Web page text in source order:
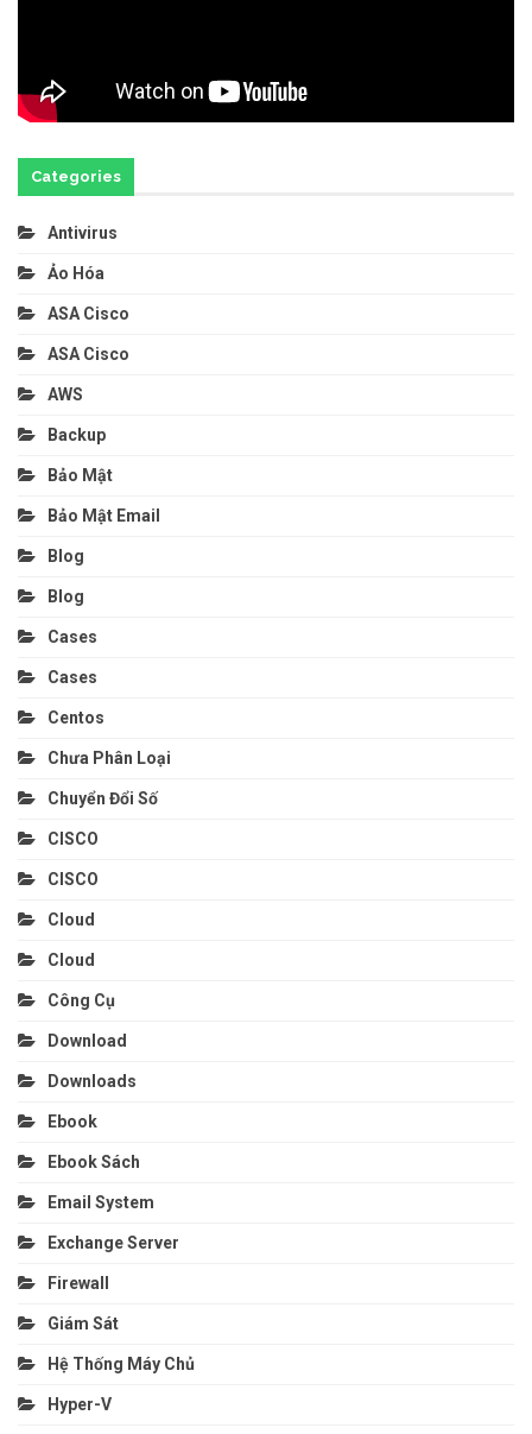
Categories
Antivirus
Ảo Hóa
ASA Cisco
ASA Cisco
AWS
Backup
Bảo Mật
Bảo Mật Email
Blog
Blog
Cases
Cases
Centos
Chưa Phân Loại
Chuyển Đổi Số
CISCO
CISCO
Cloud
Cloud
Công Cụ
Download
Downloads
Ebook
Ebook Sách
Email System
Exchange Server
Firewall
Giám Sát
Hệ Thống Máy Chủ
Hyper-V